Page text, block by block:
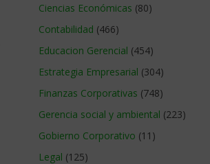
Ciencias Económicas (80)
Contabilidad (466)
Educacion Gerencial (454)
Estrategia Empresarial (304)
Finanzas Corporativas (748)
Gerencia social y ambiental (223)
Gobierno Corporativo (11)
Legal (125)